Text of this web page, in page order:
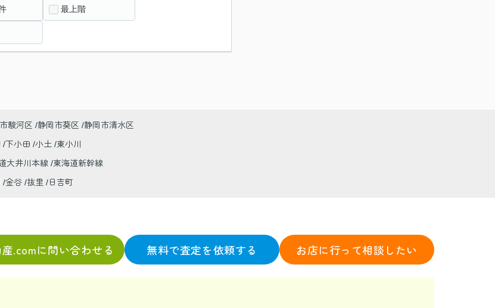
最上階
駿河区 静岡市葵区 静岡市清水区
下小田 小土 東小川
大井川本線 東海道新幹線
金谷 抜里 日吉町
.comに問い合わせる 無料で査定を依頼する お店に行って相談したい